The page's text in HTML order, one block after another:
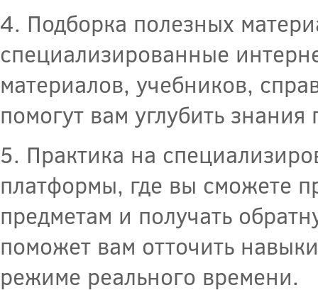
4. Подборка полезных
специализированные
материалов, учебников,
помогут вам углубить
5. Практика на
платформы, где вы сможете
предметам и получать
поможет вам отточить
режиме реального времени.